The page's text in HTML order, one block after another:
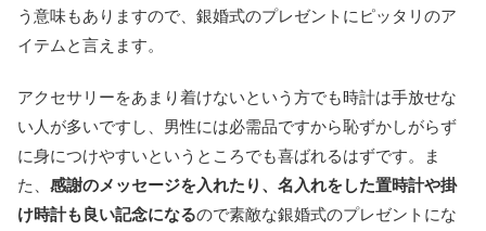
う意味もありますので、銀婚式のプレゼントにピッタリのア
イテムと言えます。
アクセサリーをあまり着けないという方でも時計は手放せな
い人が多いですし、男性には必需品ですから恥ずかしがらず
に身につけやすいというところでも喜ばれるはずです。ま
た、 感謝のメッセージを入れたり、名入れをした置時計や掛
け時計も良い記念になるので素敵な銀婚式のプレゼントにな